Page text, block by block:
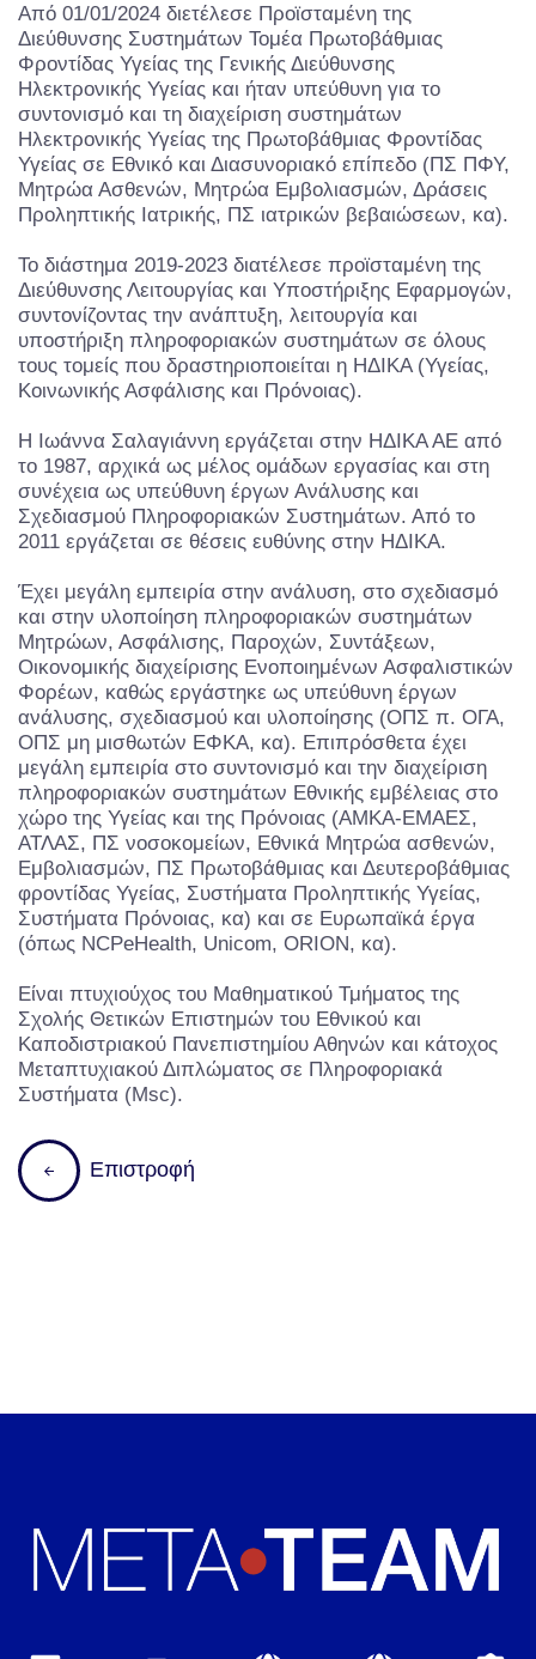
Από 01/01/2024 διετέλεσε Προϊσταμένη της
Διεύθυνσης Συστημάτων Τομέα Πρωτοβάθμιας
Φροντίδας Υγείας της Γενικής Διεύθυνσης
Ηλεκτρονικής Υγείας και ήταν υπεύθυνη για το
συντονισμό και τη διαχείριση συστημάτων
Ηλεκτρονικής Υγείας της Πρωτοβάθμιας Φροντίδας
Υγείας σε Εθνικό και Διασυνοριακό επίπεδο (ΠΣ ΠΦΥ,
Μητρώα Ασθενών, Μητρώα Εμβολιασμών, Δράσεις
Προληπτικής Ιατρικής, ΠΣ ιατρικών βεβαιώσεων, κα).
Το διάστημα 2019-2023 διατέλεσε προϊσταμένη της
Διεύθυνσης Λειτουργίας και Υποστήριξης Εφαρμογών,
συντονίζοντας την ανάπτυξη, λειτουργία και
υποστήριξη πληροφοριακών συστημάτων σε όλους
τους τομείς που δραστηριοποιείται η ΗΔΙΚΑ (Υγείας,
Κοινωνικής Ασφάλισης και Πρόνοιας).
Η Ιωάννα Σαλαγιάννη εργάζεται στην ΗΔΙΚΑ ΑΕ από
το 1987, αρχικά ως μέλος ομάδων εργασίας και στη
συνέχεια ως υπεύθυνη έργων Ανάλυσης και
Σχεδιασμού Πληροφοριακών Συστημάτων. Από το
2011 εργάζεται σε θέσεις ευθύνης στην ΗΔΙΚΑ.
Έχει μεγάλη εμπειρία στην ανάλυση, στο σχεδιασμό
και στην υλοποίηση πληροφοριακών συστημάτων
Μητρώων, Ασφάλισης, Παροχών, Συντάξεων,
Οικονομικής διαχείρισης Ενοποιημένων Ασφαλιστικών
Φορέων, καθώς εργάστηκε ως υπεύθυνη έργων
ανάλυσης, σχεδιασμού και υλοποίησης (ΟΠΣ π. ΟΓΑ,
ΟΠΣ μη μισθωτών ΕΦΚΑ, κα). Επιπρόσθετα έχει
μεγάλη εμπειρία στο συντονισμό και την διαχείριση
πληροφοριακών συστημάτων Εθνικής εμβέλειας στο
χώρο της Υγείας και της Πρόνοιας (ΑΜΚΑ-ΕΜΑΕΣ,
ΑΤΛΑΣ, ΠΣ νοσοκομείων, Εθνικά Μητρώα ασθενών,
Εμβολιασμών, ΠΣ Πρωτοβάθμιας και Δευτεροβάθμιας
φροντίδας Υγείας, Συστήματα Προληπτικής Υγείας,
Συστήματα Πρόνοιας, κα) και σε Ευρωπαϊκά έργα
(όπως NCPeHealth, Unicom, ORION, κα).
Είναι πτυχιούχος του Μαθηματικού Τμήματος της
Σχολής Θετικών Επιστημών του Εθνικού και
Καποδιστριακού Πανεπιστημίου Αθηνών και κάτοχος
Μεταπτυχιακού Διπλώματος σε Πληροφοριακά
Συστήματα (Msc).
Επιστροφή